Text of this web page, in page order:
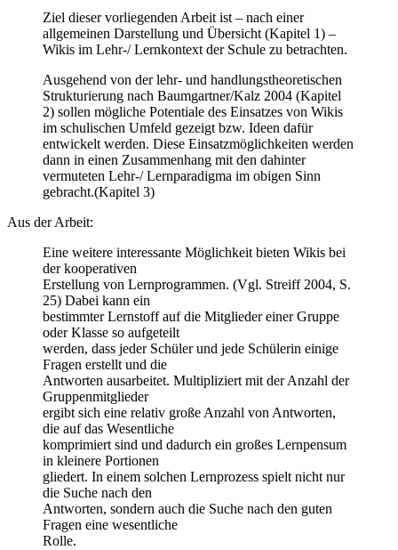
Ziel dieser vorliegenden Arbeit ist – nach einer
allgemeinen Darstellung und Übersicht (Kapitel 1) –
Wikis im Lehr-/ Lernkontext der Schule zu betrachten.
Ausgehend von der lehr- und handlungstheoretischen
Strukturierung nach Baumgartner/Kalz 2004 (Kapitel
2) sollen mögliche Potentiale des Einsatzes von Wikis
im schulischen Umfeld gezeigt bzw. Ideen dafür
entwickelt werden. Diese Einsatzmöglichkeiten werden
dann in einen Zusammenhang mit den dahinter
vermuteten Lehr-/ Lernparadigma im obigen Sinn
gebracht.(Kapitel 3)
Aus der Arbeit:
Eine weitere interessante Möglichkeit bieten Wikis bei
der kooperativen
Erstellung von Lernprogrammen. (Vgl. Streiff 2004, S.
25) Dabei kann ein
bestimmter Lernstoff auf die Mitglieder einer Gruppe
oder Klasse so aufgeteilt
werden, dass jeder Schüler und jede Schülerin einige
Fragen erstellt und die
Antworten ausarbeitet. Multipliziert mit der Anzahl der
Gruppenmitglieder
ergibt sich eine relativ große Anzahl von Antworten,
die auf das Wesentliche
komprimiert sind und dadurch ein großes Lernpensum
in kleinere Portionen
gliedert. In einem solchen Lernprozess spielt nicht nur
die Suche nach den
Antworten, sondern auch die Suche nach den guten
Fragen eine wesentliche
Rolle.